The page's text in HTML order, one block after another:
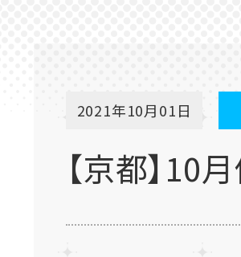
2021年10月01日
【京都】